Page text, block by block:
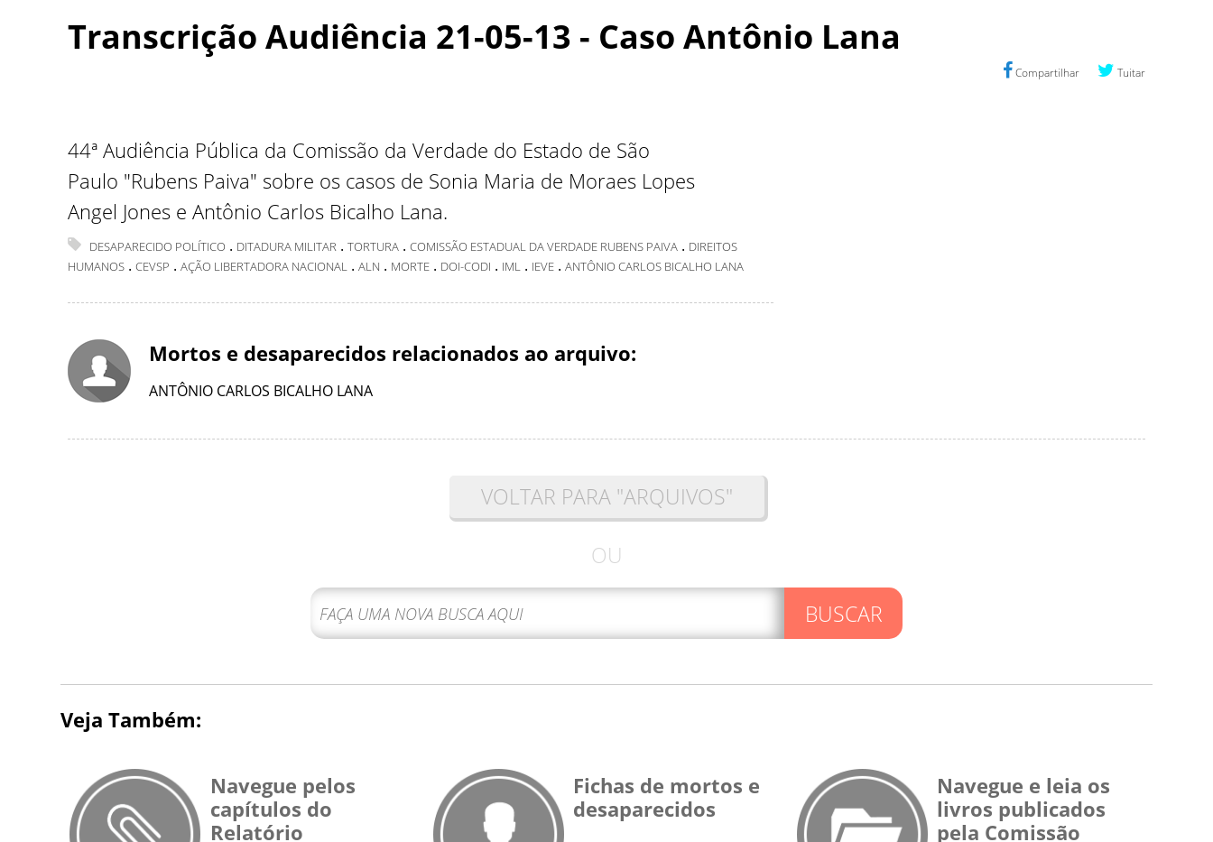
Transcrição Audiência 21-05-13 - Caso Antônio Lana
Compartilhar Tuitar
44ª Audiência Pública da Comissão da Verdade do Estado de São
Paulo "Rubens Paiva" sobre os casos de Sonia Maria de Moraes Lopes
Angel Jones e Antônio Carlos Bicalho Lana.
DESAPARECIDO POLÍTICO . DITADURA MILITAR . TORTURA . COMISSÃO ESTADUAL DA VERDADE RUBENS PAIVA . DIREITOS
HUMANOS . CEVSP . AÇÃO LIBERTADORA NACIONAL . ALN . MORTE . DOI-CODI . IML . IEVE . ANTÔNIO CARLOS BICALHO LANA
Mortos e desaparecidos relacionados ao arquivo:
ANTÔNIO CARLOS BICALHO LANA
VOLTAR PARA "ARQUIVOS"
OU
BUSCAR
Veja Também:
Navegue pelos
capítulos do
Relatório
Fichas de mortos e
desaparecidos
Navegue e leia os
livros publicados
pela Comissão